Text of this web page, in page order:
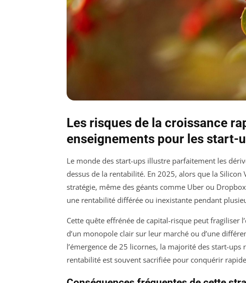
Les risques de la croissance
enseignements pour les start-
Le monde des start-ups illustre parfaitement les
dessus de la rentabilité. En 2025, alors que la
stratégie, même des géants comme Uber ou
une rentabilité différée ou inexistante pendant
Cette quête effrénée de capital-risque peut fragiliser
d’un monopole clair sur leur marché ou d’une
l’émergence de 25 licornes, la majorité des start-
rentabilité est souvent sacrifiée pour conquérir